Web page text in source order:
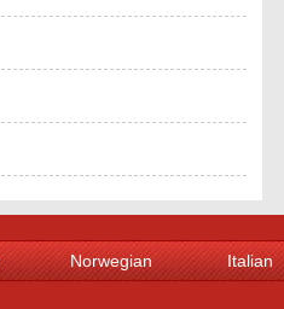
Norwegian Italian